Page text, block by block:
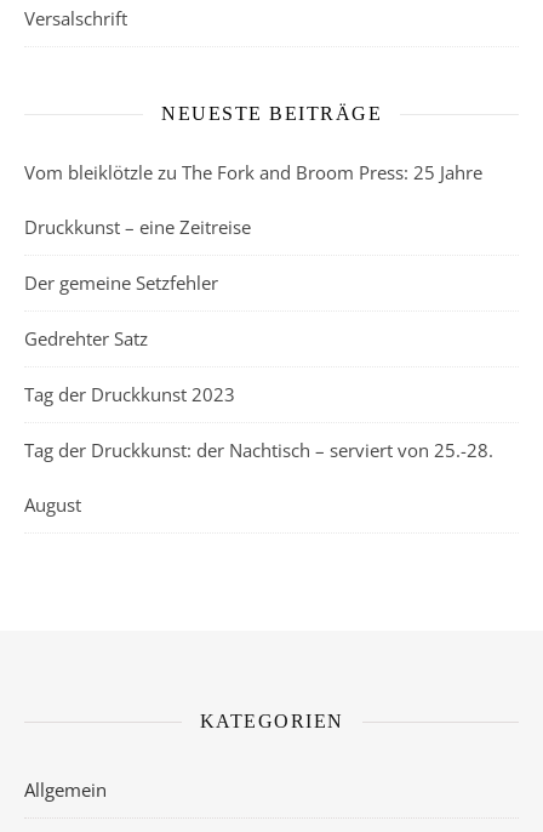
Versalschrift
NEUESTE BEITRÄGE
Vom bleiklötzle zu The Fork and Broom Press: 25 Jahre
Druckkunst – eine Zeitreise
Der gemeine Setzfehler
Gedrehter Satz
Tag der Druckkunst 2023
Tag der Druckkunst: der Nachtisch – serviert von 25.-28.
August
KATEGORIEN
Allgemein